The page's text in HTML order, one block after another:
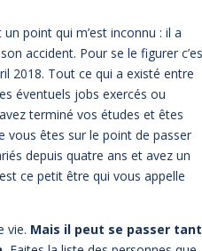
point qui m’est inconnu : il a
accident. Pour se le figurer
2018. Tout ce qui a existé entre
éventuels jobs exercés ou
terminé vos études et êtes
vous êtes sur le point de passer
depuis quatre ans et avez un
ce petit être qui vous appelle
vie. Mais il peut se passer tant